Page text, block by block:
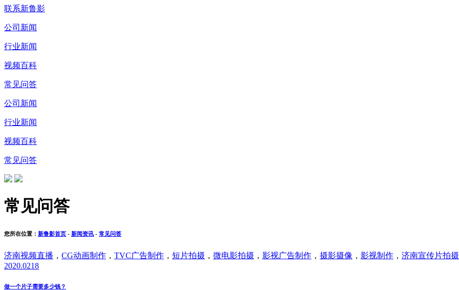
联系新鲁影
公司新闻
行业新闻
视频百科
常见问答
公司新闻
行业新闻
视频百科
常见问答
常见问答
您所在位置： 新鲁影首页 - 新闻资讯 - 常见问答
济南视频直播 ， CG动画制作 ， TVC广告制作 ， 短片拍摄 ， 微电影拍摄 ， 影视广告制作 ， 摄影摄像 ， 影视制作 ， 济南宣传片拍摄
2020.0218
做一个片子需要多少钱？